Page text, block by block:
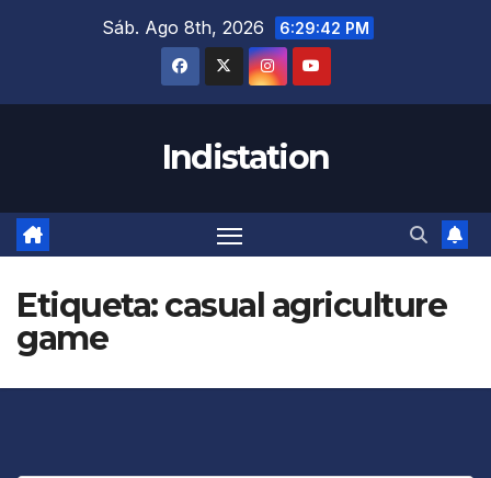
Sáb. Ago 8th, 2026 6:29:42 PM
Indistation
Etiqueta:casual agriculture
game